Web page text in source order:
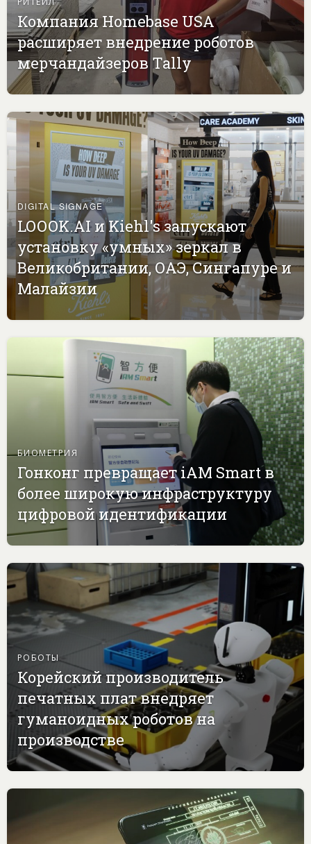
Компания Homebase USA
расширяет внедрение роботов
мерчандайзеров Tally
DIGITAL SIGNAGE
LOOOK.AI и Kiehl's запускают
установку «умных» зеркал в
Великобритании, ОАЭ, Сингапуре и
Малайзии
БИОМЕТРИЯ
Гонконг превращает iAM Smart в
более широкую инфраструктуру
цифровой идентификации
РОБОТЫ
Корейский производитель
печатных плат внедряет
гуманоидных роботов на
производстве